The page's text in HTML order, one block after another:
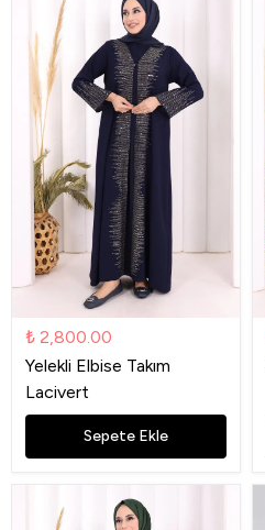
₺ 2,800.00
Yelekli Elbise Takım
Lacivert
Sepete Ekle